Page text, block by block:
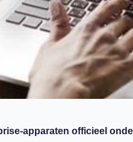
apparaten officieel